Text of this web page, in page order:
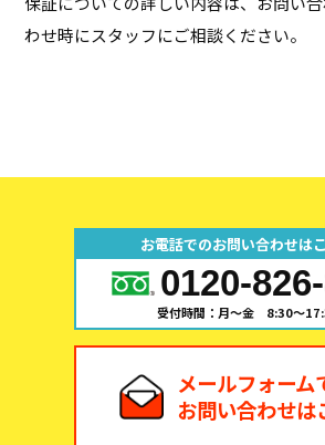
わせ時にスタッフにご相談ください。
お電話でのお問い合わせは
0120-
受付時間：月～金 8:30～
メールフォーム
お問い合わせは